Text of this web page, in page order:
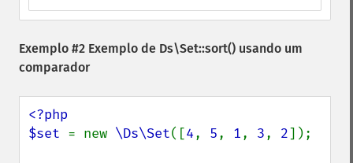
Exemplo #2 Exemplo de Ds\Set::sort() usando um
comparador
<?php
$set = new \Ds\Set([4, 5, 1, 3, 2]);